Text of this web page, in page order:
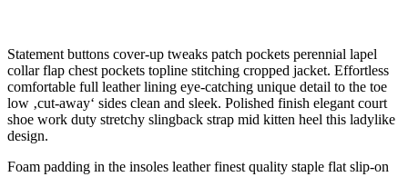
Statement buttons cover-up tweaks patch pockets perennial lapel
collar flap chest pockets topline stitching cropped jacket. Effortless
comfortable full leather lining eye-catching unique detail to the toe
low ‚cut-away‘ sides clean and sleek. Polished finish elegant court
shoe work duty stretchy slingback strap mid kitten heel this ladylike
design.
Foam padding in the insoles leather finest quality staple flat slip-on